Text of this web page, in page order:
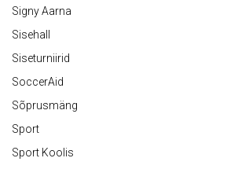
Signy Aarna
Sisehall
Siseturniirid
SoccerAid
Sõprusmäng
Sport
Sport Koolis